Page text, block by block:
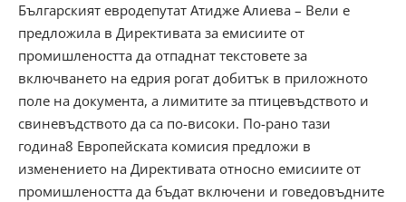
Българският евродепутат Атидже Алиева – Вели е
предложила в Директивата за емисиите от
промишлеността да отпаднат текстовете за
включването на едрия рогат добитък в приложното
поле на документа, а лимитите за птицевъдството и
свиневъдството да са по-високи. По-рано тази
година8 Европейската комисия предложи в
изменението на Директивата относно емисиите от
промишлеността да бъдат включени и говедовъдните